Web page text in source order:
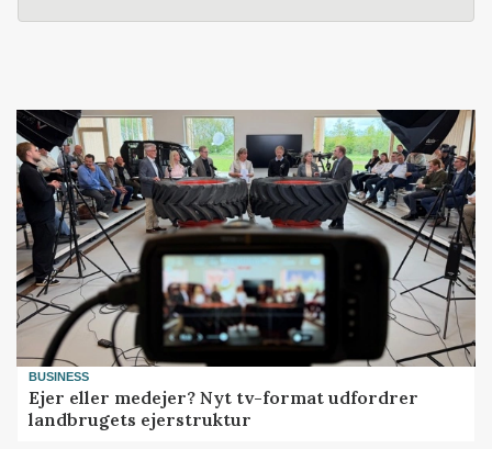
BUSINESS
Ejer eller medejer? Nyt tv-format udfordrer
landbrugets ejerstruktur